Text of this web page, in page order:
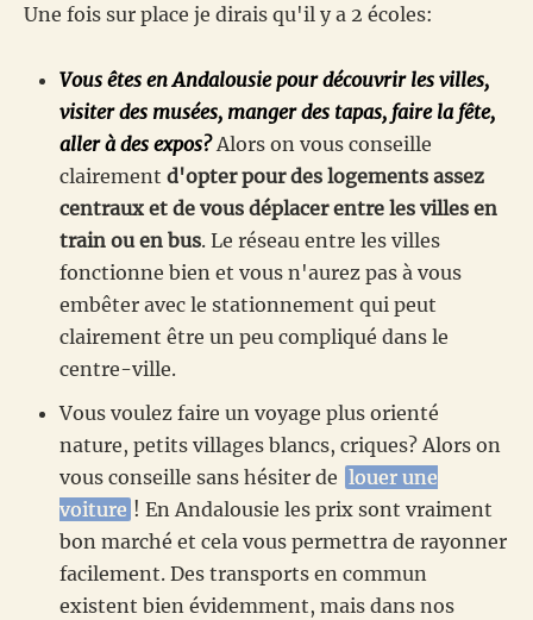
Une fois sur place je dirais qu'il y a 2 écoles:
Vous êtes en Andalousie pour découvrir les villes,
visiter des musées, manger des tapas, faire la fête,
aller à des expos?Alors on vous conseille
clairement d'opter pour des logements assez
centraux et de vous déplacer entre les villes en
train ou en bus. Le réseau entre les villes
fonctionne bien et vous n'aurez pas à vous
embêter avec le stationnement qui peut
clairement être un peu compliqué dans le
centre-ville.
Vous voulez faire un voyage plus orienté
nature, petits villages blancs, criques? Alors on
vous conseille sans hésiter de louer une
voiture ! En Andalousie les prix sont vraiment
bon marché et cela vous permettra de rayonner
facilement. Des transports en commun
existent bien évidemment, mais dans nos